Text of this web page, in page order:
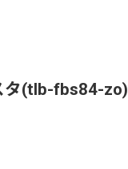
タ(tlb-fbs84-zo)